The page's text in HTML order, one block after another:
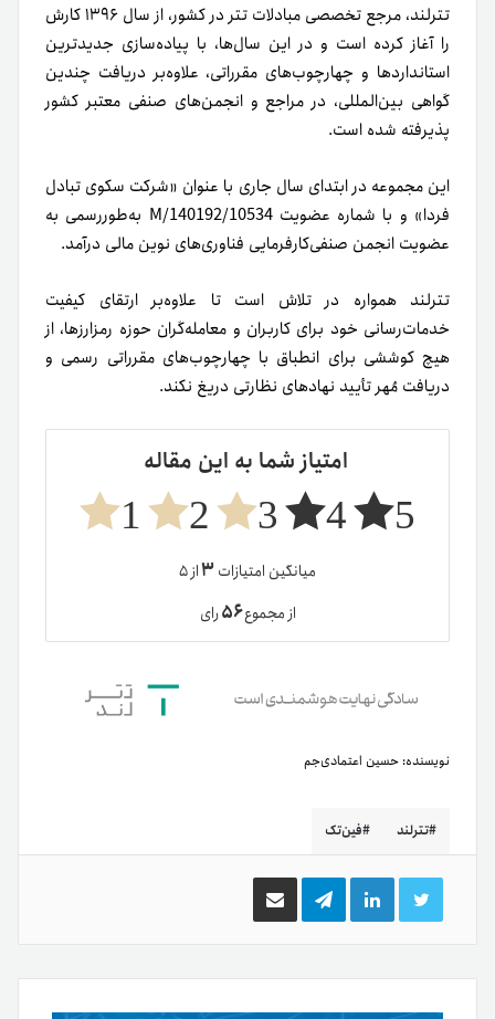
تترلند، مرجع تخصصی مبادلات تتر در کشور، از سال ۱۳۹۶ کارش
را آغاز کرده است و در این سال‌ها، با پیاده‌سازی جدیدترین
استانداردها و چهارچوب‌های مقرراتی، علاوه‌بر دریافت چندین
گواهی بین‌المللی، در مراجع و انجمن‌های صنفی معتبر کشور
پذیرفته شده است.
این مجموعه در ابتدای سال جاری با عنوان «شرکت سکوی تبادل
فردا» و با شماره عضویت M/140192/10534 به‌طوررسمی به
عضویت انجمن صنفی‌کارفرمایی فناوری‌های نوین مالی درآمد.
تترلند همواره در تلاش است تا علاوه‌بر ارتقای کیفیت
خدمات‌رسانی خود برای کاربران و معامله‌گران حوزه رمزارزها، از
هیچ کوششی برای انطباق با چهارچوب‌های مقرراتی رسمی و
دریافت مُهر تأیید نهادهای نظارتی دریغ نکند.
امتیاز شما به این مقاله
5
4
3
2
1
میانگین امتیازات۳از ۵
از مجموع۵۶رای
نویسنده: حسین اعتمادی‌جم
تترلند فین‌تک
توییتر لینکدینتلگرام اشتراک
گذاری
ایمیل